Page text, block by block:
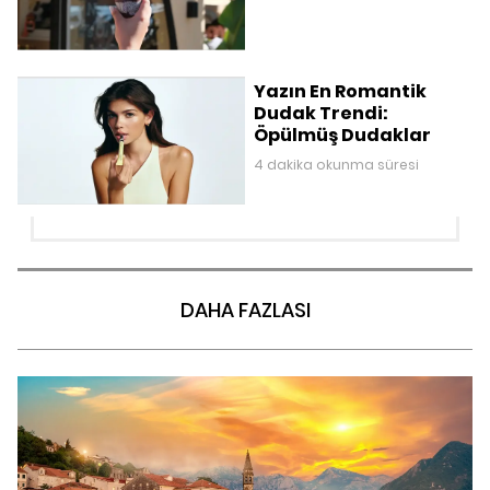
Yazın En Romantik
Dudak Trendi:
Öpülmüş Dudaklar
4 dakika okunma süresi
DAHA FAZLASI